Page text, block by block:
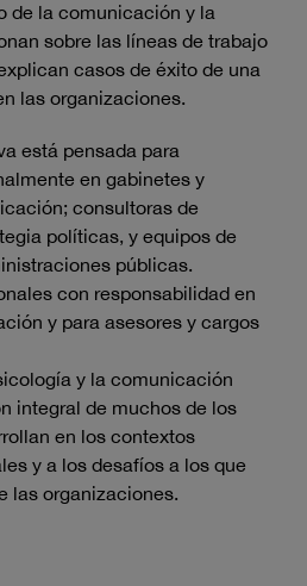
de la comunicación y la
sobre las líneas de trabajo
casos de éxito de una
las organizaciones.
está pensada para
en gabinetes y
consultoras de
políticas, y equipos de
públicas.
con responsabilidad en
y para asesores y cargos
y la comunicación
integral de muchos de los
en los contextos
y a los desafíos a los que
las organizaciones.